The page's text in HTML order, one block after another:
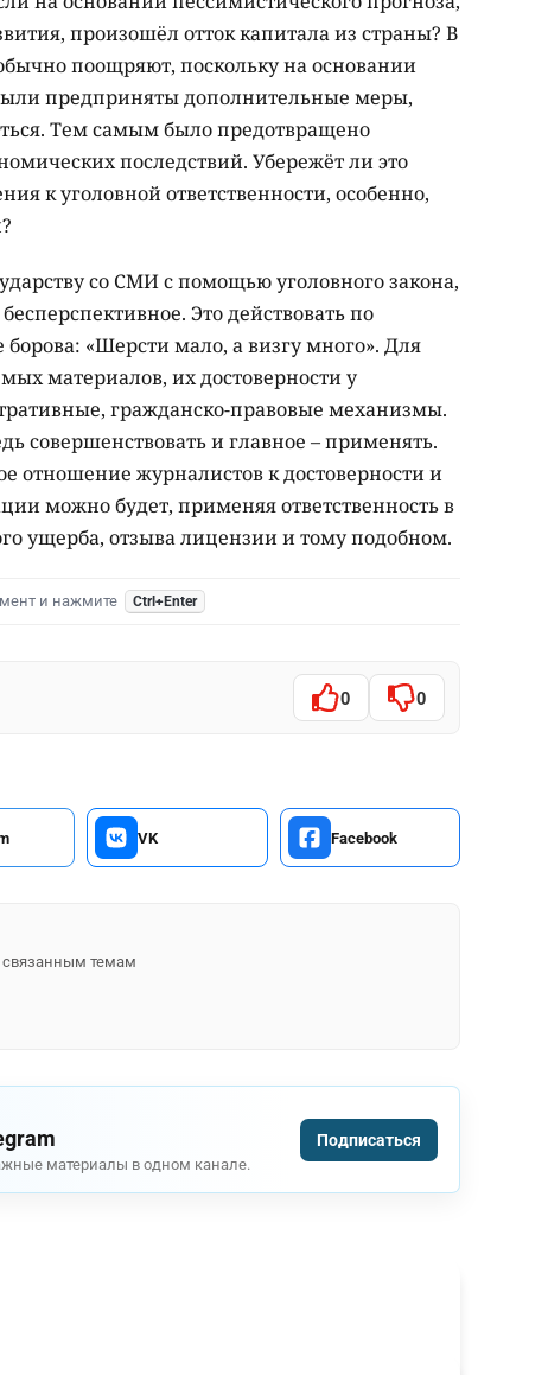
произошёл отток капитала из страны? В
поощряют, поскольку на основании
предприняты дополнительные меры,
Тем самым было предотвращено
последствий. Убережёт ли это
к уголовной ответственности, особенно,
со СМИ с помощью уголовного закона,
Это действовать по
борова: «Шерсти мало, а визгу много». Для
материалов, их достоверности у
гражданско-правовые механизмы.
совершенствовать и главное – применять.
отношение журналистов к достоверности и
можно будет, применяя ответственность в
ущерба, отзыва лицензии и тому подобном.
и нажмите Ctrl+Enter
0 0
VK Facebook
связанным темам
материалы в одном канале.
Подписаться